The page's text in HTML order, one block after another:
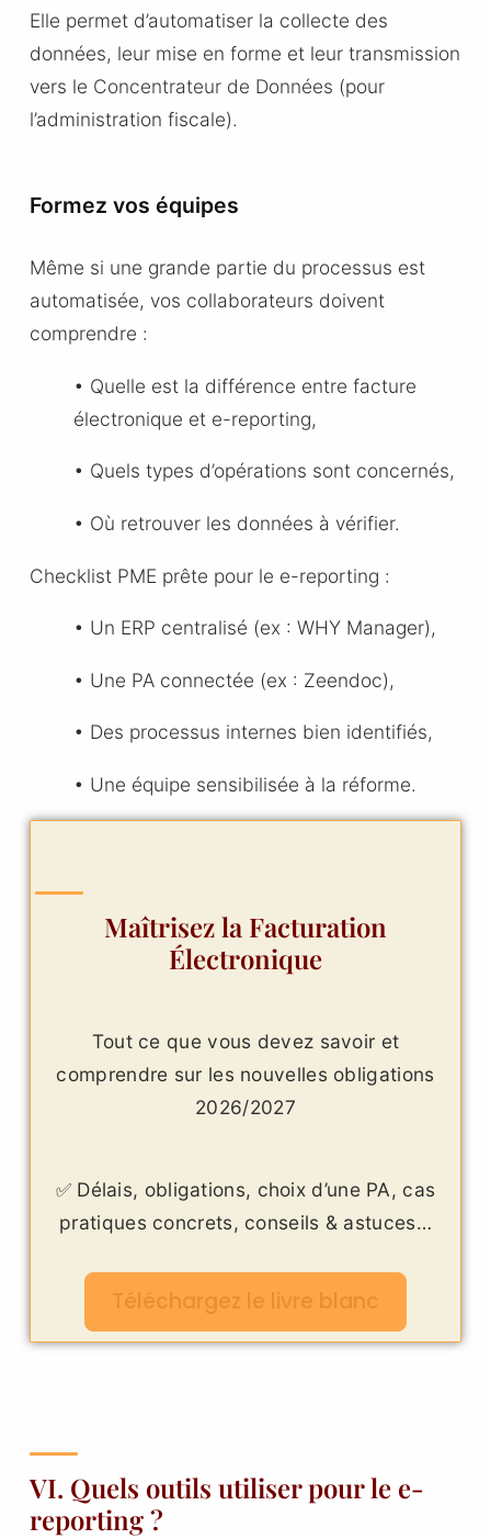
Elle permet d’automatiser la collecte des
données, leur mise en forme et leur transmission
vers le Concentrateur de Données (pour
l’administration fiscale).
Formez vos équipes
Même si une grande partie du processus est
automatisée, vos collaborateurs doivent
comprendre :
• Quelle est la différence entre facture
électronique et e-reporting,
• Quels types d’opérations sont concernés,
• Où retrouver les données à vérifier.
Checklist PME prête pour le e-reporting :
• Un ERP centralisé (ex : WHY Manager),
• Une PA connectée (ex : Zeendoc),
• Des processus internes bien identifiés,
• Une équipe sensibilisée à la réforme.
Maîtrisez la Facturation
Électronique
Tout ce que vous devez savoir et
comprendre sur les nouvelles obligations
2026/2027
✅ Délais, obligations, choix d’une PA, cas
pratiques concrets, conseils & astuces…
Téléchargez le livre blanc
VI. Quels outils utiliser pour le e-
reporting ?